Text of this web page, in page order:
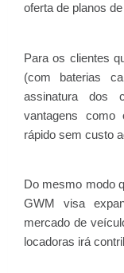
oferta de planos
Para os clientes
(com baterias
assinatura dos
vantagens como
rápido sem custo
Do mesmo modo
GWM visa
mercado de
locadoras irá